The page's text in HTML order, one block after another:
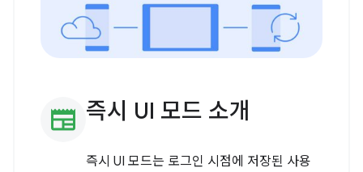
newspaper 즉시 UI 모드 소개
즉시 UI 모드는 로그인 시점에 저장된 사용